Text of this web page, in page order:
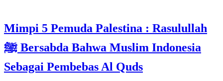
Mimpi 5 Pemuda Palestina : Rasulullah
ﷺ Bersabda Bahwa Muslim Indonesia
Sebagai Pembebas Al Quds